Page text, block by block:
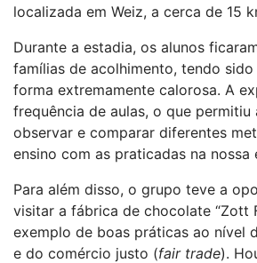
localizada em Weiz, a cerca de 15
Durante a estadia, os alunos
famílias de acolhimento, tendo
forma extremamente calorosa. A
frequência de aulas, o que
observar e comparar diferentes
ensino com as praticadas na nossa
Para além disso, o grupo teve a
visitar a fábrica de chocolate “Zott
exemplo de boas práticas ao nível
e do comércio justo (fair trade).